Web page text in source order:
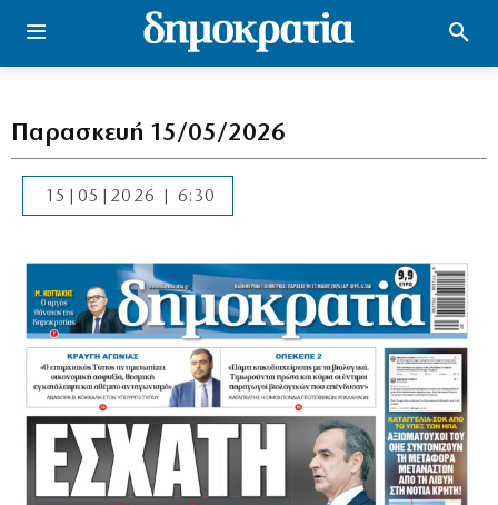
Παρασκευή 15/05/2026
15|05|2026 | 6:30